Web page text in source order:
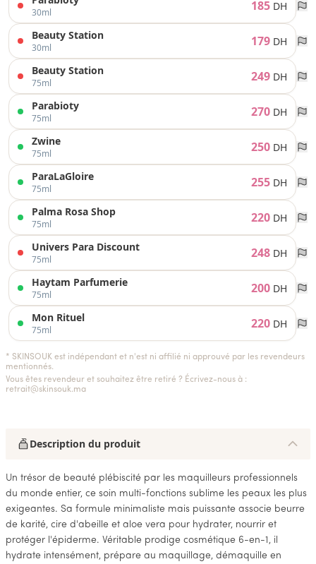
30ml 185 DH
Beauty Station
30ml 179 DH
Beauty Station
75ml 249 DH
Parabioty
75ml 270 DH
Zwine
75ml 250 DH
ParaLaGloire
75ml 255 DH
Palma Rosa Shop
75ml 220 DH
Univers Para Discount
75ml 248 DH
Haytam Parfumerie
75ml 200 DH
Mon Rituel
75ml 220 DH
* SKINSOUK est indépendant et n'est ni affilié ni approuvé par les revendeurs
mentionnés.
Vous êtes revendeur et souhaitez être retiré ? Écrivez-nous à :
retrait@skinsouk.ma
Description du produit
Un trésor de beauté plébiscité par les maquilleurs professionnels
du monde entier, ce soin multi-fonctions sublime les peaux les plus
exigeantes. Sa formule minimaliste mais puissante associe beurre
de karité, cire d'abeille et aloe vera pour hydrater, nourrir et
protéger l'épiderme. Véritable prodige cosmétique 6-en-1, il
hydrate intensément, prépare au maquillage, démaquille en